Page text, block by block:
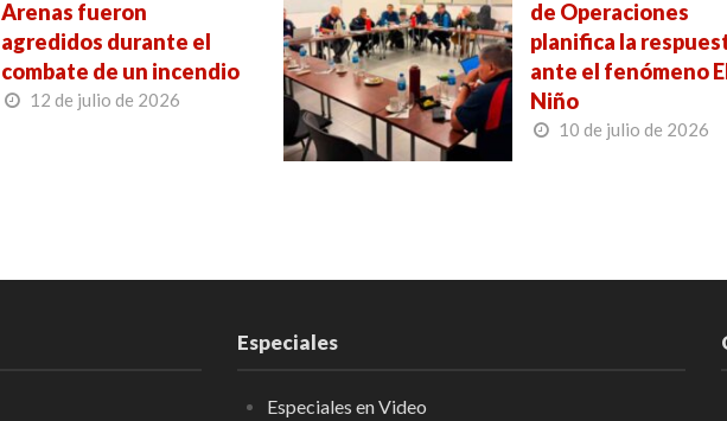
Arenas fueron
agredidos durante el
combate de un incendio
12 de julio de 2026
de Operaciones
planifica la
ante el fenómeno
Niño
10 de julio de 2026
Especiales
Especiales en Video